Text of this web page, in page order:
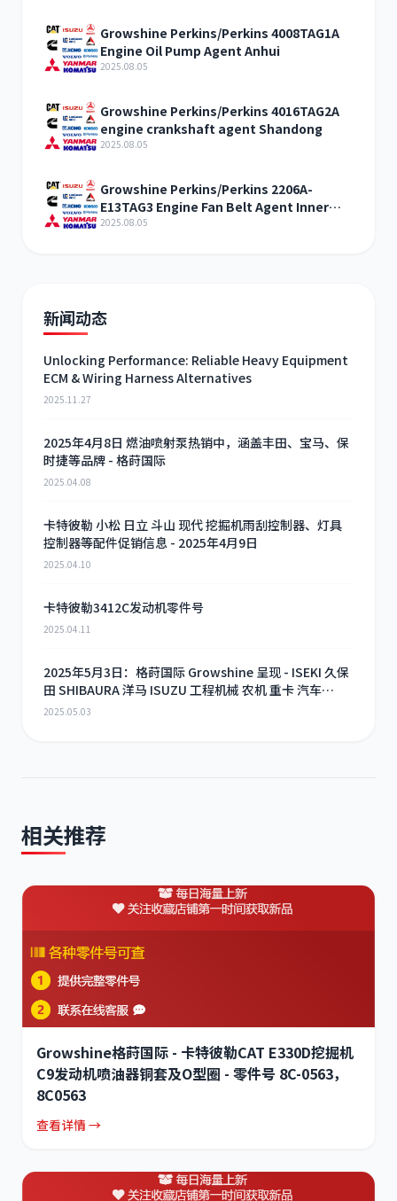
Growshine Perkins/Perkins 4008TAG1A
Engine Oil Pump Agent Anhui
2025.08.05
Growshine Perkins/Perkins 4016TAG2A
engine crankshaft agent Shandong
2025.08.05
Growshine Perkins/Perkins 2206A-
E13TAG3 Engine Fan Belt Agent Inner
Mongolia
2025.08.05
新闻动态
Unlocking Performance: Reliable Heavy Equipment
ECM & Wiring Harness Alternatives
2025.11.27
2025年4月8日 燃油喷射泵热销中，涵盖丰田、宝马、保
时捷等品牌 - 格莳国际
2025.04.08
卡特彼勒 小松 日立 斗山 现代 挖掘机雨刮控制器、灯具
控制器等配件促销信息 - 2025年4月9日
2025.04.10
卡特彼勒3412C发动机零件号
2025.04.11
2025年5月3日：格莳国际 Growshine 呈现 - ISEKI 久保
田 SHIBAURA 洋马 ISUZU 工程机械 农机 重卡 汽车
RHF3 涡轮增压器及配件 海量现货供应
2025.05.03
相关推荐
Growshine格莳国际 - 卡特彼勒CAT E330D挖掘机
C9发动机喷油器铜套及O型圈 - 零件号 8C-0563，
8C0563
查看详情 →